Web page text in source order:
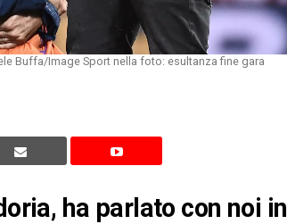
Buffa/Image Sport nella foto: esultanza fine gara
ha parlato con noi in